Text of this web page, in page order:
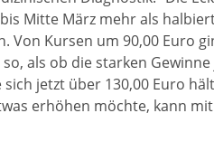
Mitte März mehr als
Von Kursen um 90,00 Euro
als ob die starken
sich jetzt über 130,00 Euro
erhöhen möchte, kann